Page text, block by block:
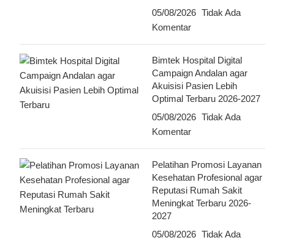
05/08/2026 Tidak Ada
Komentar
Bimtek Hospital Digital
Campaign Andalan agar
Akuisisi Pasien Lebih
Optimal Terbaru 2026-2027
05/08/2026 Tidak Ada
Komentar
Pelatihan Promosi Layanan
Kesehatan Profesional agar
Reputasi Rumah Sakit
Meningkat Terbaru 2026-
2027
05/08/2026 Tidak Ada